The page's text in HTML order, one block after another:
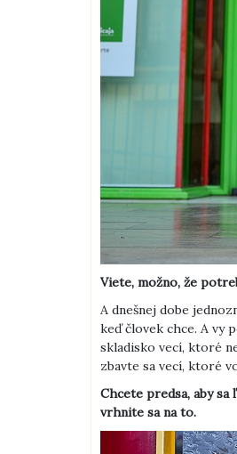
Viete, možno, že
A dnešnej dobe
keď človek chce. A vy
skladisko vecí, ktoré
zbavte sa vecí, ktoré
Chcete predsa, aby sa
vrhnite sa na to.